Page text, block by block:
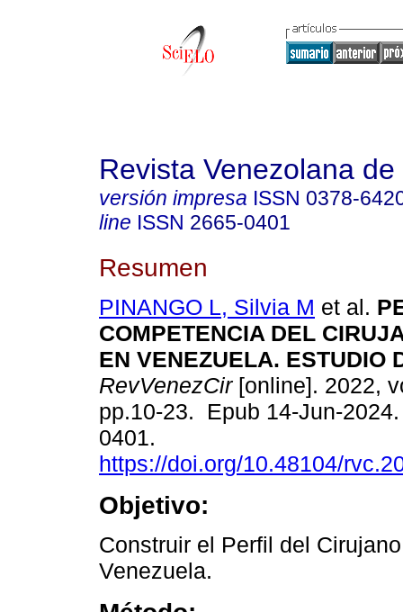
Revista Venezolana
versión impresa ISSN 0378-
line ISSN 2665-0401
Resumen
PINANGO L, Silvia M et al.
COMPETENCIA DEL
EN VENEZUELA. ESTUDIO
RevVenezCir[online]. 2022,
pp.10-23. Epub 14-Jun-
0401.
https://doi.org/10.48104/
Objetivo:
Construir el Perfil del
Venezuela.